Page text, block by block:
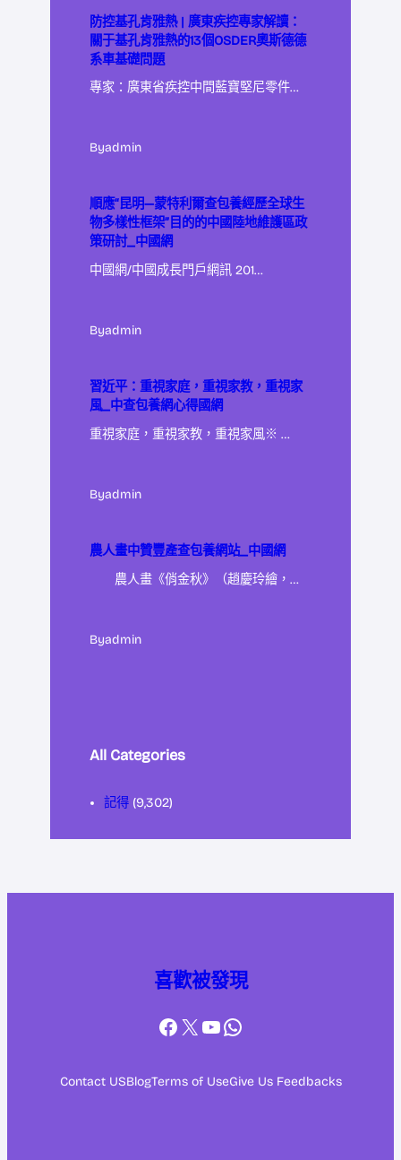
防控基孔肯雅熱 | 廣東疾控專家解讀：
關于基孔肯雅熱的13個OSDER奧斯德德
系車基礎問題
專家：廣東省疾控中間藍寶堅尼零件…
Byadmin
順應“昆明—蒙特利爾查包養經歷全球生
物多樣性框架”目的的中國陸地維護區政
策研討_中國網
中國網/中國成長門戶網訊 201…
Byadmin
習近平：重視家庭，重視家教，重視家
風_中查包養網心得國網
重視家庭，重視家教，重視家風※ …
Byadmin
農人畫中贊豐產查包養網站_中國網
農人畫《俏金秋》（趙慶玲繪，…
Byadmin
All Categories
記得 (9,302)
喜歡被發現
Facebook
X YouTube
WhatsApp
Contact USBlogTerms of UseGive Us Feedbacks